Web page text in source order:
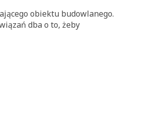
obiektu budowlanego.
dba o to, żeby